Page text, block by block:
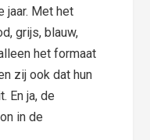
jaar. Met het
grijs, blauw,
het formaat
zij ook dat hun
En ja, de
in de